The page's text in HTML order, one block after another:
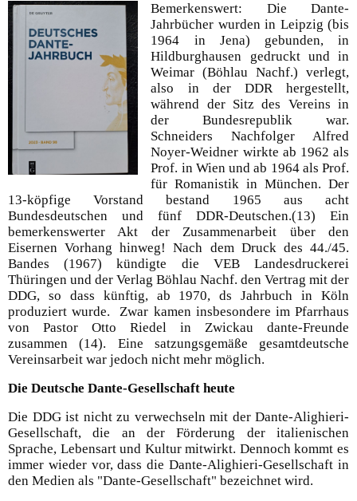
Bemerkenswert: Die Dante-
Jahrbücher wurden in Leipzig (bis
1964 in Jena) gebunden, in
Hildburghausen gedruckt und in
Weimar (Böhlau Nachf.) verlegt,
also in der DDR hergestellt,
während der Sitz des Vereins in
der Bundesrepublik war.
Schneiders Nachfolger Alfred
Noyer-Weidner wirkte ab 1962 als
Prof. in Wien und ab 1964 als Prof.
für Romanistik in München. Der
13-köpfige Vorstand bestand 1965 aus acht
Bundesdeutschen und fünf DDR-Deutschen.(13) Ein
bemerkenswerter Akt der Zusammenarbeit über den
Eisernen Vorhang hinweg! Nach dem Druck des 44./45.
Bandes (1967) kündigte die VEB Landesdruckerei
Thüringen und der Verlag Böhlau Nachf. den Vertrag mit der
DDG, so dass künftig, ab 1970, ds Jahrbuch in Köln
produziert wurde. Zwar kamen insbesondere im Pfarrhaus
von Pastor Otto Riedel in Zwickau dante-Freunde
zusammen (14). Eine satzungsgemäße gesamtdeutsche
Vereinsarbeit war jedoch nicht mehr möglich.
Die Deutsche Dante-Gesellschaft heute
Die DDG ist nicht zu verwechseln mit der Dante-Alighieri-
Gesellschaft, die an der Förderung der italienischen
Sprache, Lebensart und Kultur mitwirkt. Dennoch kommt es
immer wieder vor, dass die Dante-Alighieri-Gesellschaft in
den Medien als "Dante-Gesellschaft" bezeichnet wird.